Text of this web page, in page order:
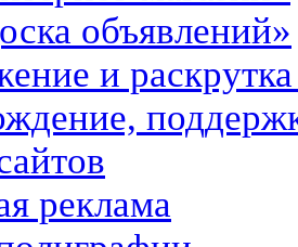
объявлений»
и
реклама